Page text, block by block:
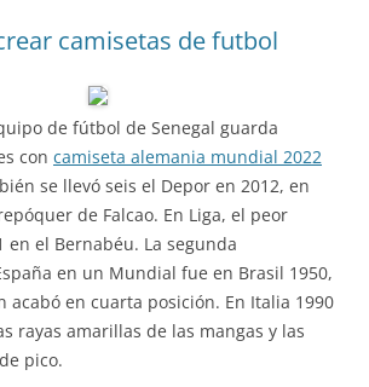
camisetas de futbol
de fútbol de Senegal guarda
con camiseta alemania mundial 2022
se llevó seis el Depor en 2012, en
de Falcao. En Liga, el peor
el Bernabéu. La segunda
en un Mundial fue en Brasil 1950,
acabó en cuarta posición. En Italia 1990
rayas amarillas de las mangas y las
pico.